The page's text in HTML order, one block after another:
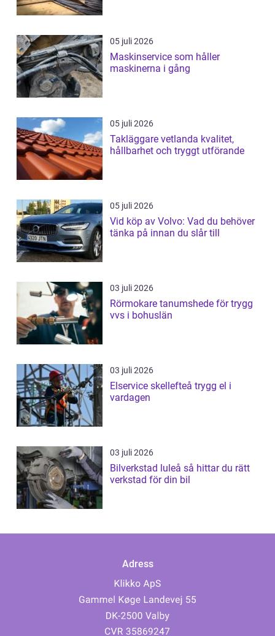
05 juli 2026
Maskinservice som håller
maskinerna i gång
05 juli 2026
Takläggare vetlanda kvalitet,
hållbarhet och tryggt utförande
05 juli 2026
Vid köp av Volvo: Vad du behöver
tänka på innan du slår till
03 juli 2026
Rörmokare tanumshede för trygg
vvs i bohuslän
03 juli 2026
Elservice skellefteå trygg el i
vardagen
03 juli 2026
Bilverkstad luleå så hittar du rätt
verkstad för din bil
Adress